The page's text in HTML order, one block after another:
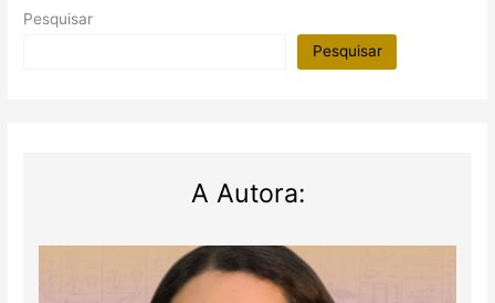
Pesquisar
Pesquisar
A Autora: